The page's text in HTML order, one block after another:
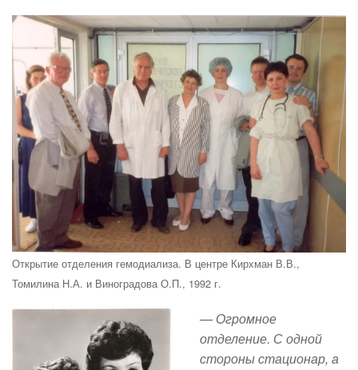
Открытие отделения гемодиализа. В центре Кирхман В.В.,
Томилина Н.А. и Виноградова О.П., 1992 г.
— Огромное
отделение. С одной
стороны стационар, а